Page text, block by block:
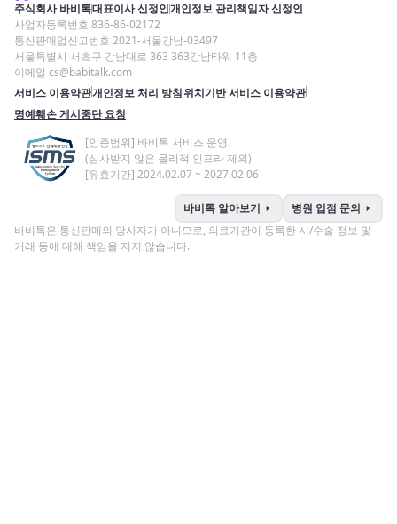
주식회사 바비톡대표이사 신정인개인정보 관리책임자 신정인
사업자등록번호 836-86-02172
통신판매업신고번호 2021-서울강남-03497
서울특별시 서초구 강남대로 363 363강남타워 11층
이메일 cs@babitalk.com
서비스 이용약관개인정보 처리 방침위치기반 서비스 이용약관
명예훼손 게시중단 요청
[인증범위] 바비톡 서비스 운영
(심사받지 않은 물리적 인프라 제외)
[유효기간] 2024.02.07 ~ 2027.02.06
바비톡 알아보기 arrow_right 병원 입점 문의 arrow_right
바비톡은 통신판매의 당사자가 아니므로, 의료기관이 등록한 시/수술 정보 및
거래 등에 대해 책임을 지지 않습니다.